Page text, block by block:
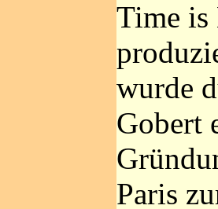
Time is
wurde
Gobert
Paris